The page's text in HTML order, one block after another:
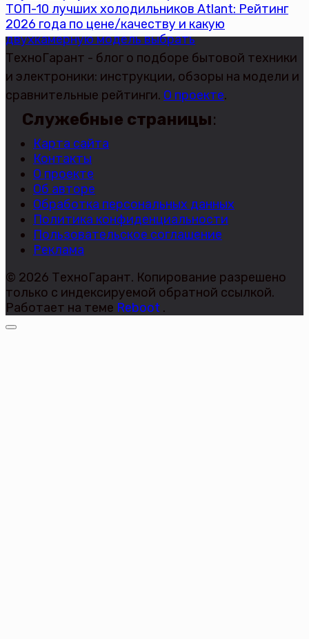
ТОП-10 лучших холодильников Atlant: Рейтинг
2026 года по цене/качеству и какую
двухкамерную модель выбрать
ТехноГарант - блог о подборе бытовой техники
и электроники: инструкции, обзоры на модели и
сравнительные рейтинги. О проекте.
Служебные страницы:
Карта сайта
Контакты
О проекте
Об авторе
Обработка персональных данных
Политика конфиденциальности
Пользовательское соглашение
Реклама
© 2026 ТехноГарант. Копирование разрешено
только с индексируемой обратной ссылкой.
Работает на теме Reboot .